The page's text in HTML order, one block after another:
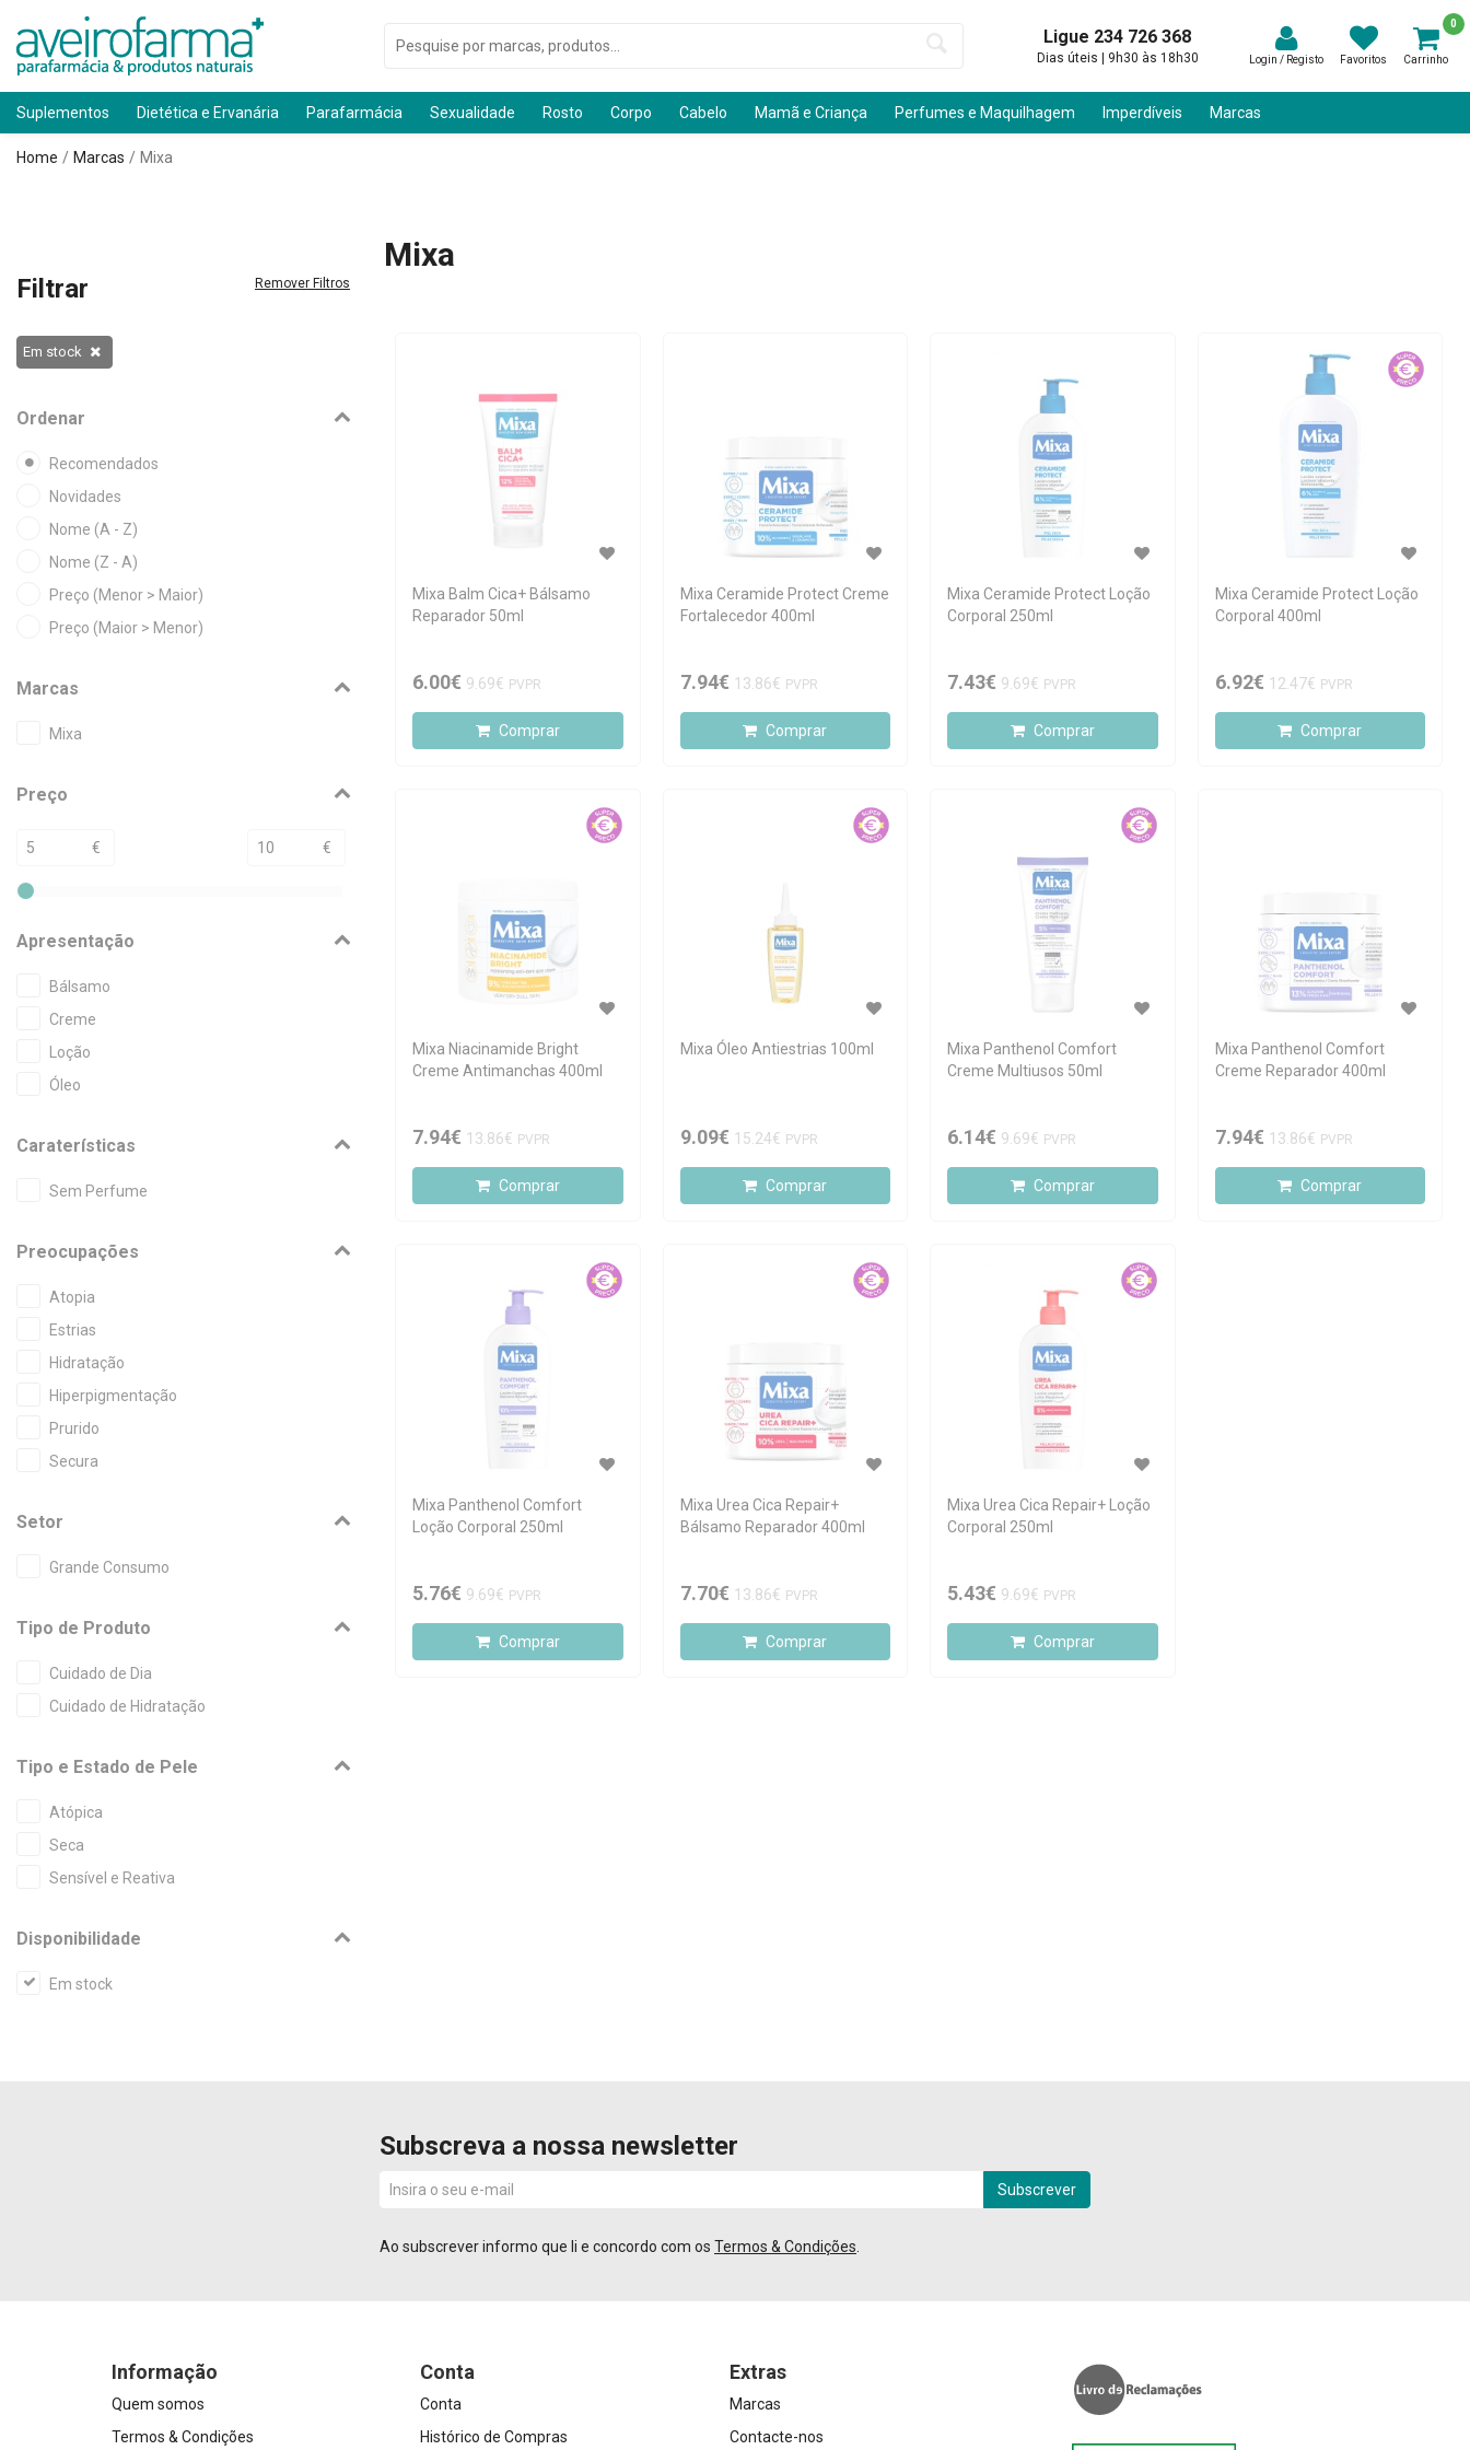
Ligue 234 726 368
Dias úteis | 9h30 às 18h30 Login / Registo Favoritos Carrinho
0
Suplementos Dietética e Ervanária Parafarmácia Sexualidade Rosto Corpo Cabelo Mamã e Criança Perfumes e Maquilhagem Imperdíveis Marcas
Home Marcas Mixa
Filtrar Remover Filtros
Em stock
Ordenar
Recomendados
Novidades
Nome (A - Z)
Nome (Z - A)
Preço (Menor > Maior)
Preço (Maior > Menor)
Marcas
Mixa
Preço
€ €
Apresentação
Bálsamo
Creme
Loção
Óleo
Caraterísticas
Sem Perfume
Preocupações
Atopia
Estrias
Hidratação
Hiperpigmentação
Prurido
Secura
Setor
Grande Consumo
Tipo de Produto
Cuidado de Dia
Cuidado de Hidratação
Tipo e Estado de Pele
Atópica
Seca
Sensível e Reativa
Disponibilidade
Em stock
Mixa
Mixa Balm Cica+ Bálsamo
Reparador 50ml
6.00€ 9.69€ PVPR
Comprar
Mixa Ceramide Protect Creme
Fortalecedor 400ml
7.94€ 13.86€ PVPR
Comprar
Mixa Ceramide Protect Loção
Corporal 250ml
7.43€ 9.69€ PVPR
Comprar
Mixa Ceramide Protect Loção
Corporal 400ml
6.92€ 12.47€ PVPR
Comprar
Mixa Niacinamide Bright
Creme Antimanchas 400ml
7.94€ 13.86€ PVPR
Comprar
Mixa Óleo Antiestrias 100ml
9.09€ 15.24€ PVPR
Comprar
Mixa Panthenol Comfort
Creme Multiusos 50ml
6.14€ 9.69€ PVPR
Comprar
Mixa Panthenol Comfort
Creme Reparador 400ml
7.94€ 13.86€ PVPR
Comprar
Mixa Panthenol Comfort
Loção Corporal 250ml
5.76€ 9.69€ PVPR
Comprar
Mixa Urea Cica Repair+
Bálsamo Reparador 400ml
7.70€ 13.86€ PVPR
Comprar
Mixa Urea Cica Repair+ Loção
Corporal 250ml
5.43€ 9.69€ PVPR
Comprar
Subscreva a nossa newsletter
Subscrever
Ao subscrever informo que li e concordo com os Termos & Condições
Informação
Quem somos
Termos & Condições
Conta
Conta
Histórico de Compras
Extras
Marcas
Contacte-nos